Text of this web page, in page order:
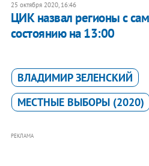
25 октября 2020, 16:46
ЦИК назвал регионы с
состоянию на 13:00
ВЛАДИМИР ЗЕЛЕНСКИЙ
МЕСТНЫЕ ВЫБОРЫ (2020)
РЕКЛАМА